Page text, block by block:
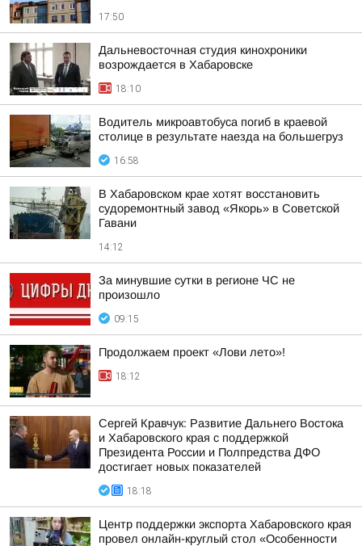
17:50
Дальневосточная студия кинохроники
возрождается в Хабаровске
18:10
Водитель микроавтобуса погиб в краевой
столице в результате наезда на большегруз
16:58
В Хабаровском крае хотят восстановить
судоремонтный завод «Якорь» в Советской
Гавани
14:12
За минувшие сутки в регионе ЧС не
произошло
09:15
Продолжаем проект «Лови лето»!
18:12
Сергей Кравчук: Развитие Дальнего Востока
и Хабаровского края с поддержкой
Президента России и Полпредства ДФО
достигает новых показателей
18:18
Центр поддержки экспорта Хабаровского края
провел онлайн-круглый стол «Особенности